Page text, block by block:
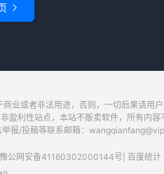

业或者非法用途，否则，一切后果请用
利性站点，本站不贩卖软件，所有内
报/投稿等联系邮箱：
豫公网安备41160302000144号 百度统计